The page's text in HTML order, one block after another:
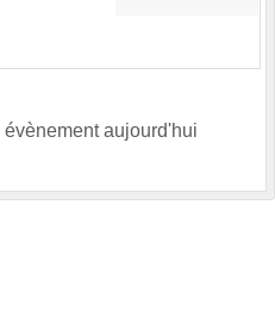
évènement aujourd'hui